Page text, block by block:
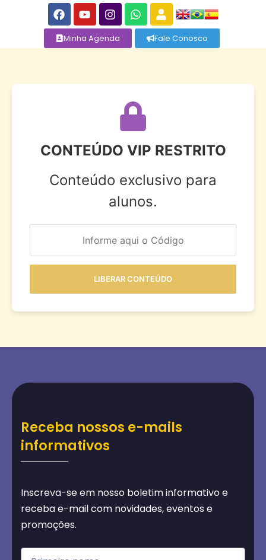
Minha Agenda Fale Conosco
CONTEÚDO VIP RESTRITO
Conteúdo exclusivo para
alunos.
Receba nossos e-mails
informativos
Inscreva-se em nosso boletim informativo e
receba e-mail com novidades, eventos e
promoções.